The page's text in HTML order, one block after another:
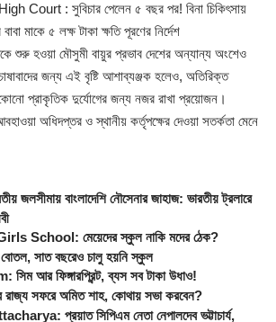
Court : সুবিচার পেলেন ৫ বছর পর! বিনা চিকিৎসায়
মাকে ৫ লক্ষ টাকা ক্ষতি পূরণের নির্দেশ
শুরু হওয়া মৌসুমী বায়ুর প্রভাব দেশের অন্যান্য অংশেও
জন্য এই বৃষ্টি আশাব্যঞ্জক হলেও, অতিরিক্ত
প্রাকৃতিক দুর্যোগের জন্য নজর রাখা প্রয়োজন।
অধিদপ্তর ও স্থানীয় কর্তৃপক্ষের দেওয়া সতর্কতা মেনে
বাংলাদেশি নৌসেনার জাহাজ: ভারতীয় ট্রলারে
School: মেয়েদের স্কুল নাকি মদের ঠেক?
বোতল, সাত বছরেও চালু হয়নি স্কুল
আর ফিঙ্গারপ্রিন্ট, ব্যস সব টাকা উধাও!
সফরে অমিত শাহ, কোথায় সভা করবেন?
প্রয়াত সিপিএম নেতা নেপালদেব ভট্টাচার্য,